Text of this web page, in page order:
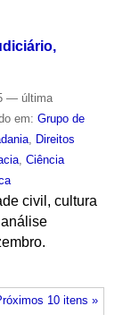
— última
em: Grupo de
, Direitos
, Ciência
civil, cultura
10 itens »